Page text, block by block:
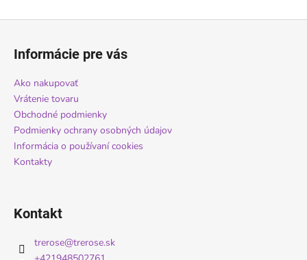
Informácie pre vás
Ako nakupovať
Vrátenie tovaru
Obchodné podmienky
Podmienky ochrany osobných údajov
Informácia o používaní cookies
Kontakty
Kontakt
trerose@trerose.sk